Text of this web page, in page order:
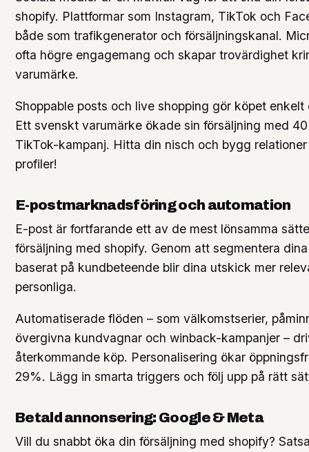
shopify. Plattformar som Instagram, TikTok och
både som trafikgenerator och försäljningskanal.
ofta högre engagemang och skapar trovärdighet
varumärke.
Shoppable posts och live shopping gör köpet
Ett svenskt varumärke ökade sin försäljning med
TikTok-kampanj. Hitta din nisch och bygg
profiler!
E-postmarknadsföring och automation
E-post är fortfarande ett av de mest lönsamma
försäljning med shopify. Genom att segmentera
baserat på kundbeteende blir dina utskick mer
personliga.
Automatiserade flöden – som välkomstserier,
övergivna kundvagnar och winback-kampanjer –
återkommande köp. Personalisering ökar
29%. Lägg in smarta triggers och följ upp på rätt
Betald annonsering: Google & Meta
Vill du snabbt öka din försäljning med shopify?